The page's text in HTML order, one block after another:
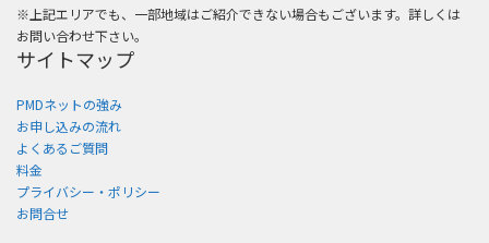
※上記エリアでも、一部地域はご紹介できない場合もございます。詳しくは
お問い合わせ下さい。
サイトマップ
PMDネットの強み
お申し込みの流れ
よくあるご質問
料金
プライバシー・ポリシー
お問合せ